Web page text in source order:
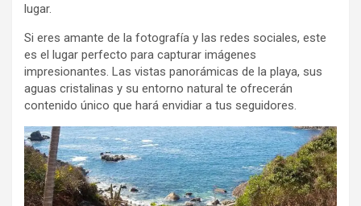
lugar.
Si eres amante de la fotografía y las redes sociales, este
es el lugar perfecto para capturar imágenes
impresionantes. Las vistas panorámicas de la playa, sus
aguas cristalinas y su entorno natural te ofrecerán
contenido único que hará envidiar a tus seguidores.